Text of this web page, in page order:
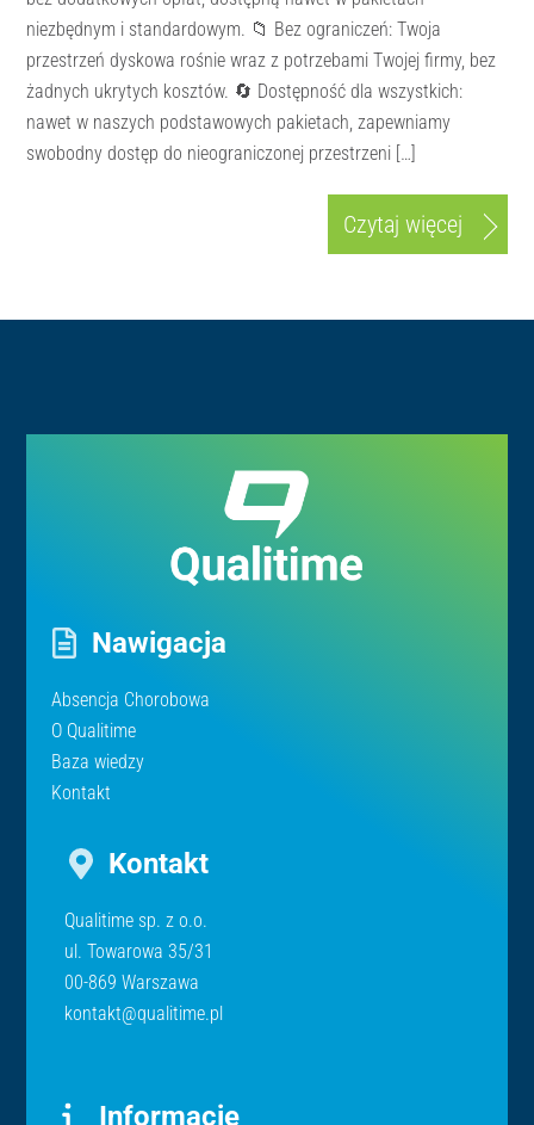
niezbędnym i standardowym. 📁 Bez ograniczeń: Twoja
przestrzeń dyskowa rośnie wraz z potrzebami Twojej firmy, bez
żadnych ukrytych kosztów. 🔄 Dostępność dla wszystkich:
nawet w naszych podstawowych pakietach, zapewniamy
swobodny dostęp do nieograniczonej przestrzeni […]
Czytaj więcej
Nawigacja
Absencja Chorobowa
O Qualitime
Baza wiedzy
Kontakt
Kontakt
Qualitime sp. z o.o.
ul. Towarowa 35/31
00-869 Warszawa
kontakt@qualitime.pl
Informacje